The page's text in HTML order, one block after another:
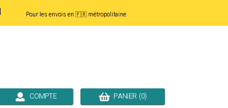
Pour les envois en 🇫🇷 métropolitaine
COMPTE PANIER (0)